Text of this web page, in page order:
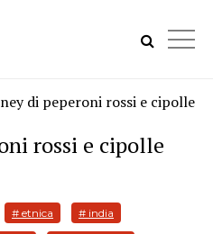
di peperoni rossi e cipolle
rossi e cipolle
# etnica # india